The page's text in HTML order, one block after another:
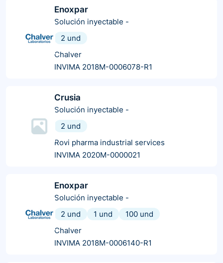
Enoxpar
Solución inyectable -
2 und
Chalver
INVIMA 2018M-0006078-R1
Crusia
Solución inyectable -
2 und
Rovi pharma industrial services
INVIMA 2020M-0000021
Enoxpar
Solución inyectable -
2 und
1 und
100 und
Chalver
INVIMA 2018M-0006140-R1